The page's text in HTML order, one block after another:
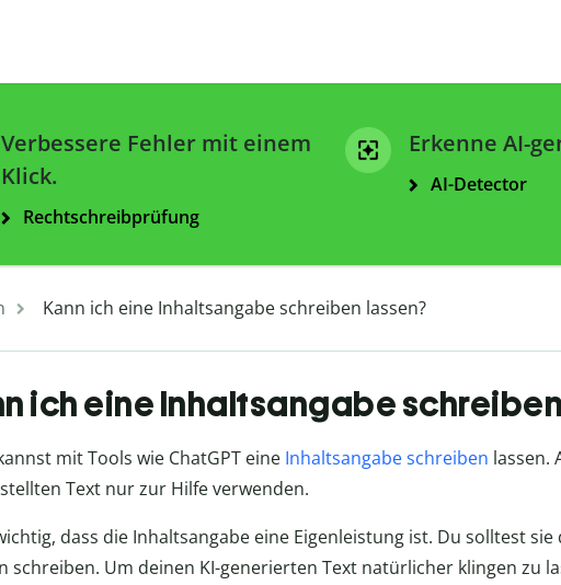
Verbessere Fehler mit einem
Klick.
Rechtschreibprüfung
Erkenne AI-
AI-Detector
Kann ich eine Inhaltsangabe schreiben lassen?
ich eine Inhaltsangabe
mit Tools wie ChatGPT eine Inhaltsangabe schreiben lassen.
Text nur zur Hilfe verwenden.
dass die Inhaltsangabe eine Eigenleistung ist. Du solltest
schreiben. Um deinen KI-generierten Text natürlicher klingen zu